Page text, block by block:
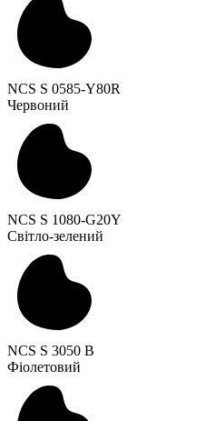
NCS S 0585-Y80R
Червоний
NCS S 1080-G20Y
Світло-зелений
NCS S 3050 B
Фіолетовий